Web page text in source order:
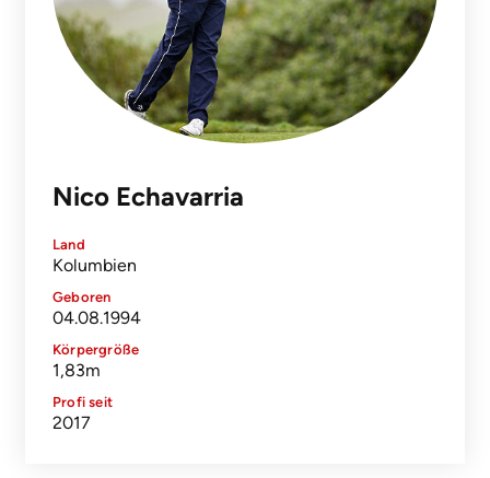
Nico Echavarria
Land
Kolumbien
Geboren
04.08.1994
Körpergröße
1,83m
Profi seit
2017